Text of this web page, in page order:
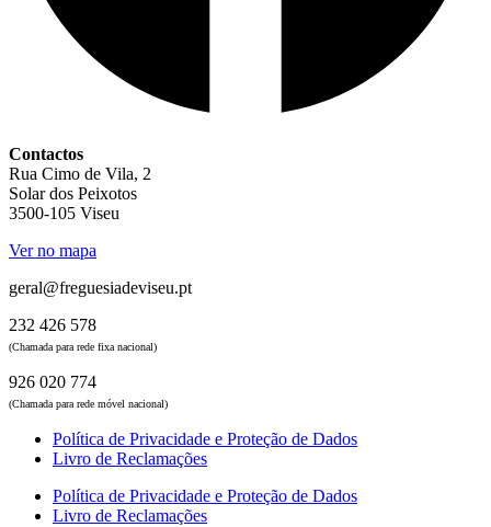
Contactos
Rua Cimo de Vila, 2
Solar dos Peixotos
3500-105 Viseu
Ver no mapa
geral@freguesiadeviseu.pt
232 426 578
(Chamada para rede fixa nacional)
926 020 774
(Chamada para rede móvel nacional)
Política de Privacidade e Proteção de Dados
Livro de Reclamações
Política de Privacidade e Proteção de Dados
Livro de Reclamações